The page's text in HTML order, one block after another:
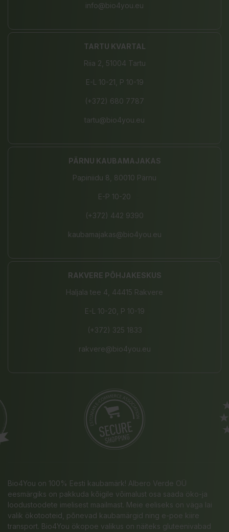
info@bio4you.eu
TARTU KVARTAL
Riia 2, 51004 Tartu
E-L 10-21, P 10-19
(+372) 680 7787
tartu@bio4you.eu
PÄRNU KAUBAMAJAKAS
Papiniidu 8, 80010 Pärnu
E-P 10-20
(+372) 442 9390
kaubamajakas@bio4you.eu
RAKVERE PÕHJAKESKUS
Haljala tee 4, 44415 Rakvere
E-L 10-20, P 10-19
(+372) 325 1833
rakvere@bio4you.eu
Bio4You on 100% Eesti kaubamärk! Albero Verde OÜ
eesmärgiks on pakkuda kõigile võimalust osa saada öko-ja
loodustoodete imelisest maailmast. Meie eeliseks on väga lai
valik ökotooteid, põnevad kaubamärgid ning e-poe kiire
transport. Bio4You ökopoe valikus on näiteks gluteenivabad